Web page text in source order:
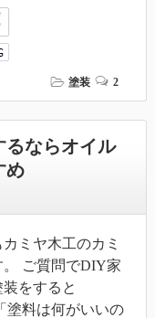
塗装 2
るならオイル
め
カミヤ木工のカミ
。 ご質問でDIY家
をすると
塗料は何がいいの